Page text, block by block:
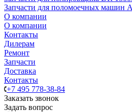
Запчасти для поломоечных машин
О компании
О компании
Контакты
Дилерам
Ремонт
Запчасти
Доставка
Контакты
+7 495 778-38-84
Заказать звонок
Задать вопрос